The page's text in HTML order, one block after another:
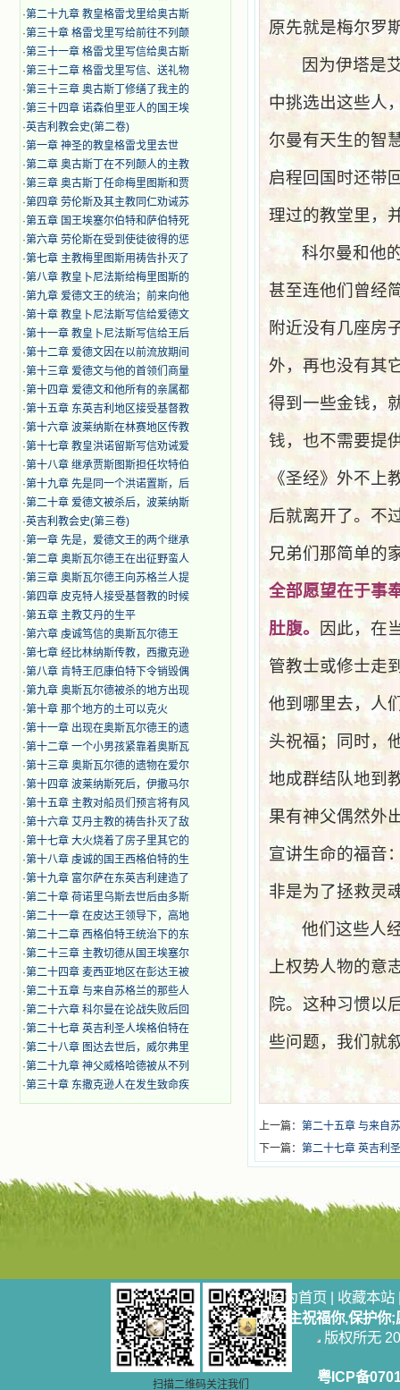
·第二十九章 教皇格雷戈里给奥古斯
·第三十章 格雷戈里写给前往不列颠
·第三十一章 格雷戈里写信给奥古斯
·第三十二章 格雷戈里写信、送礼物
·第三十三章 奥古斯丁修缮了我主的
·第三十四章 诺森伯里亚人的国王埃
·英吉利教会史(第二卷)
·第一章 神圣的教皇格雷戈里去世
·第二章 奥古斯丁在不列颠人的主教
·第三章 奥古斯丁任命梅里图斯和贾
·第四章 劳伦斯及其主教同仁劝诫苏
·第五章 国王埃塞尔伯特和萨伯特死
·第六章 劳伦斯在受到使徒彼得的惩
·第七章 主教梅里图斯用祷告扑灭了
·第八章 教皇卜尼法斯给梅里图斯的
·第九章 爱德文王的统治；前来向他
·第十章 教皇卜尼法斯写信给爱德文
·第十一章 教皇卜尼法斯写信给王后
·第十二章 爱德文因在以前流放期间
·第十三章 爱德文与他的首领们商量
·第十四章 爱德文和他所有的亲属都
·第十五章 东英吉利地区接受基督教
·第十六章 波莱纳斯在林赛地区传教
·第十七章 教皇洪诺留斯写信劝诫爱
·第十八章 继承贾斯图斯担任坎特伯
·第十九章 先是同一个洪诺置斯，后
·第二十章 爱德文被杀后，波莱纳斯
·英吉利教会史(第三卷)
·第一章 先是，爱德文王的两个继承
·第二章 奥斯瓦尔德王在出征野蛮人
·第三章 奥斯瓦尔德王向苏格兰人提
·第四章 皮克特人接受基督教的时候
·第五章 主教艾丹的生平
·第六章 虔诚笃信的奥斯瓦尔德王
·第七章 经比林纳斯传教，西撒克逊
·第八章 肯特王厄康伯特下令销毁偶
·第九章 奥斯瓦尔德被杀的地方出现
·第十章 那个地方的土可以克火
·第十一章 出现在奥斯瓦尔德王的遗
·第十二章 一个小男孩紧靠着奥斯瓦
·第十三章 奥斯瓦尔德的遗物在爱尔
·第十四章 波莱纳斯死后，伊撒马尔
·第十五章 主教对船员们预言将有风
·第十六章 艾丹主教的祷告扑灭了敌
·第十七章 大火烧着了房子里其它的
·第十八章 虔诚的国王西格伯特的生
·第十九章 富尔萨在东英吉利建造了
·第二十章 荷诺里乌斯去世后由多斯
·第二十一章 在皮达王领导下，高地
·第二十二章 西格伯特王统治下的东
·第二十三章 主教切德从国王埃塞尔
·第二十四章 麦西亚地区在彭达王被
·第二十五章 与来自苏格兰的那些人
·第二十六章 科尔曼在论战失败后回
·第二十七章 英吉利圣人埃格伯特在
·第二十八章 图达去世后，威尔弗里
·第二十九章 神父威格哈德被从不列
·第三十章 东撒克逊人在发生致命疾
原先就是梅尔罗
因为伊塔是
中挑选出这些人
尔曼有天生的智
启程回国时还带
理过的教堂里，
科尔曼和他
甚至连他们曾经
附近没有几座房
外，再也没有其
得到一些金钱，
钱，也不需要提
《圣经》外不上
后就离开了。不
兄弟们那简单的
全部愿望在于事
肚腹。
因此，在
管教士或修士走
他到哪里去，人
头祝福；同时，
地成群结队地到
果有神父偶然外
宣讲生命的福音
非是为了拯救灵
他们这些人
上权势人物的意
院。这种习惯以
些问题，我们就
上一篇： 第二十五章 与来自
下一篇： 第二十七章 英吉利
扫描二维码关注我们
设为首页 | 收藏本站
愿天主祝福你,保护你
版权所无
粤ICP备